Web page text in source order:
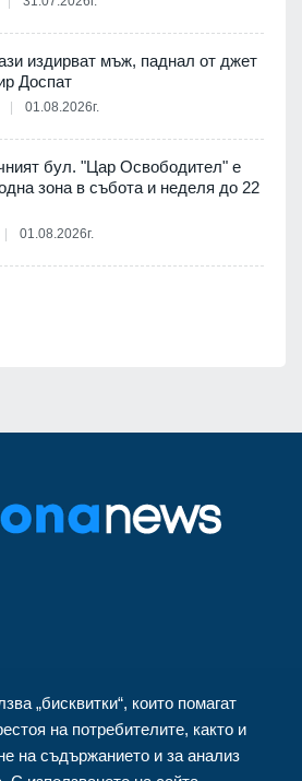
издирват мъж, паднал от джет
Доспат
01.08.2026г.
бул. "Цар Освободител" е
зона в събота и неделя до 22
01.08.2026г.
„бисквитки“, които помагат
на потребителите, както и
на съдържанието и за анализ